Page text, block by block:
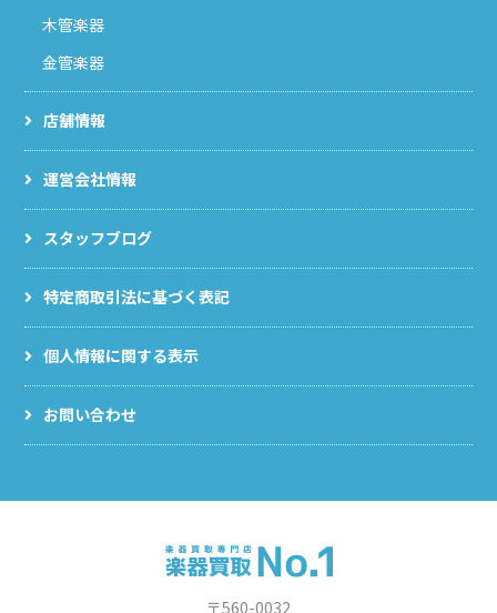
木管楽器
金管楽器
店舗情報
運営会社情報
スタッフブログ
特定商取引法に基づく表記
個人情報に関する表示
お問い合わせ
〒560-0032